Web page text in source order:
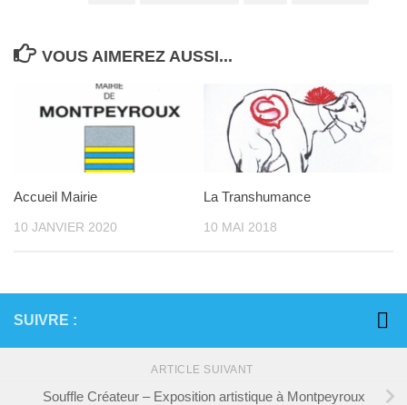
VOUS AIMEREZ AUSSI...
Accueil Mairie
10 JANVIER 2020
La Transhumance
10 MAI 2018
SUIVRE :
ARTICLE SUIVANT
Souffle Créateur – Exposition artistique à Montpeyroux